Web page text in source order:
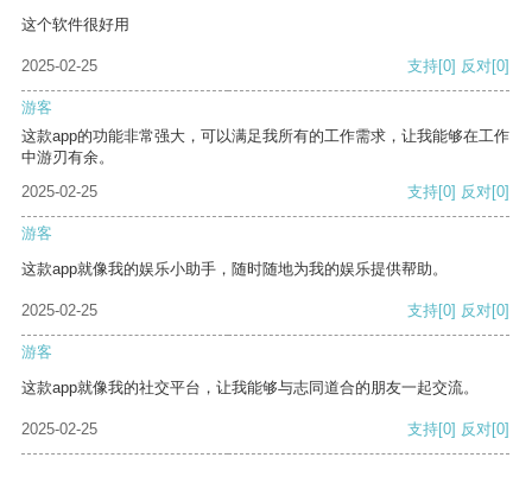
这个软件很好用
2025-02-25 支持[0] 反对[0]
游客
这款app的功能非常强大，可以满足我所有的工作需求，让我能够在工作
中游刃有余。
2025-02-25
支持[0] 反对[0]
游客
这款app就像我的娱乐小助手，随时随地为我的娱乐提供帮助。
2025-02-25 支持[0] 反对[0]
游客
这款app就像我的社交平台，让我能够与志同道合的朋友一起交流。
2025-02-25 支持[0] 反对[0]